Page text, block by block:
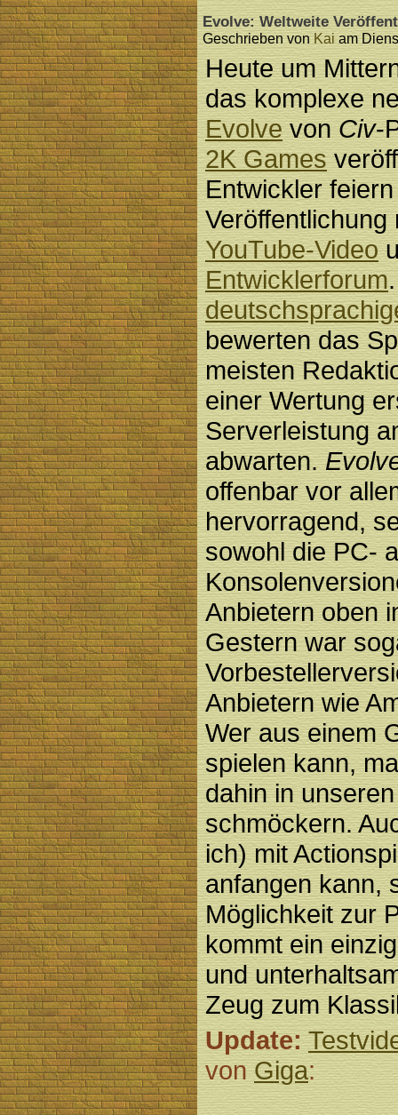
Evolve: Weltweite
Geschrieben von Kai am
Heute um
das komplexe
EvolvevonCiv-
2K Games
Entwickler
Veröffentlichung
YouTube-Video
Entwicklerforum
bewerten das
meisten
einer Wertung
Serverleistung
abwarten.
offenbar vor
hervorragend,
sowohl die PC-
Anbietern oben
Gestern war
Anbietern wie
Wer aus einem
spielen kann,
dahin in
schmöckern.
ich) mit
anfangen kann,
Möglichkeit zur
kommt ein
und
Zeug zum
Update:
vonGiga: